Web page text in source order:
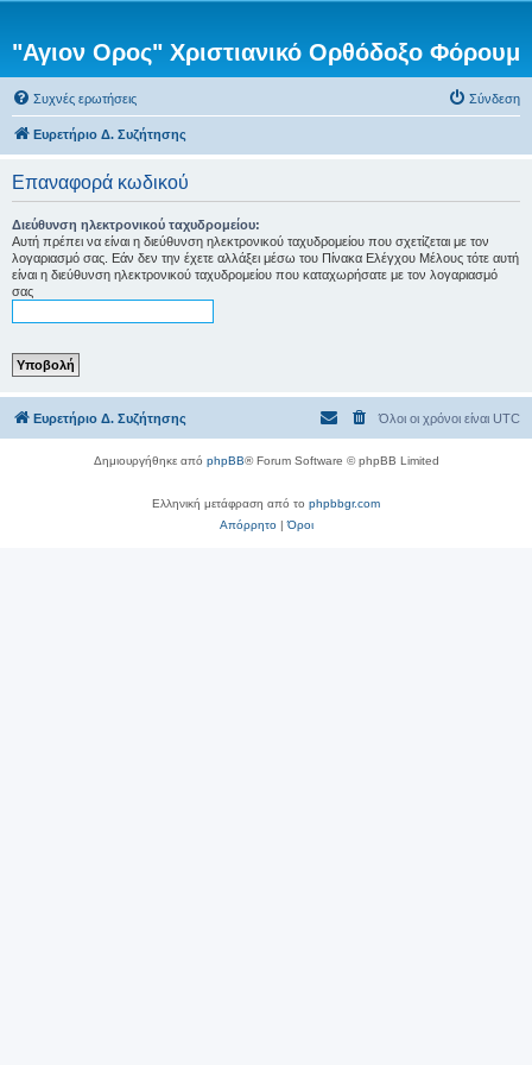
"Αγιον Ορος" Χριστιανικό Ορθόδοξο Φόρουμ
Συχνές ερωτήσεις Σύνδεση
Ευρετήριο Δ. Συζήτησης
Επαναφορά κωδικού
Διεύθυνση ηλεκτρονικού ταχυδρομείου:
Αυτή πρέπει να είναι η διεύθυνση ηλεκτρονικού ταχυδρομείου που σχετίζεται με τον
λογαριασμό σας. Εάν δεν την έχετε αλλάξει μέσω του Πίνακα Ελέγχου Μέλους τότε αυτή
είναι η διεύθυνση ηλεκτρονικού ταχυδρομείου που καταχωρήσατε με τον λογαριασμό
σας
Ευρετήριο Δ. Συζήτησης Όλοι οι χρόνοι είναι UTC
Δημιουργήθηκε από phpBB® Forum Software © phpBB Limited
Ελληνική μετάφραση από το phpbbgr.com
Απόρρητο|Όροι